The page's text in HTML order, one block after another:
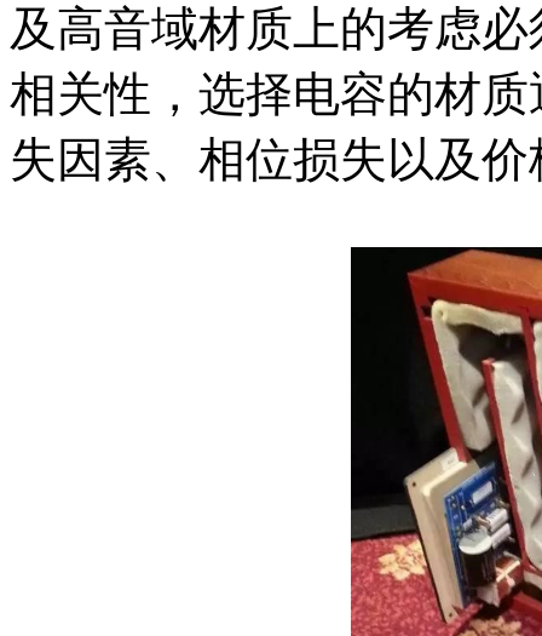
及高音域材质上的考虑
相关性，选择电容的材
失因素、相位损失以及